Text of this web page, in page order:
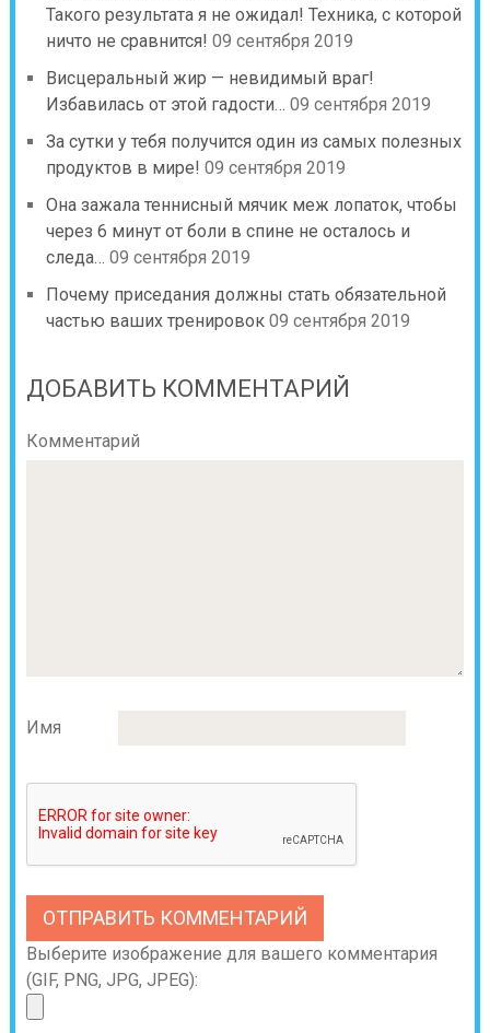
Такого результата я не ожидал! Техника, с которой
ничто не сравнится! 09 сентября 2019
Висцеральный жир — невидимый враг!
Избавилась от этой гадости… 09 сентября 2019
За сутки у тебя получится один из самых полезных
продуктов в мире! 09 сентября 2019
Она зажала теннисный мячик меж лопаток, чтобы
через 6 минут от боли в спине не осталось и
следа… 09 сентября 2019
Почему приседания должны стать обязательной
частью ваших тренировок 09 сентября 2019
ДОБАВИТЬ КОММЕНТАРИЙ
Комментарий
Имя
Выберите изображение для вашего комментария
(GIF, PNG, JPG, JPEG):